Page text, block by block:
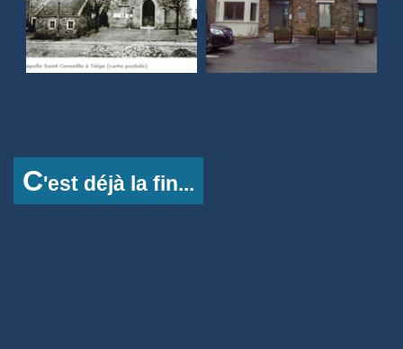
C'est déjà la fin...